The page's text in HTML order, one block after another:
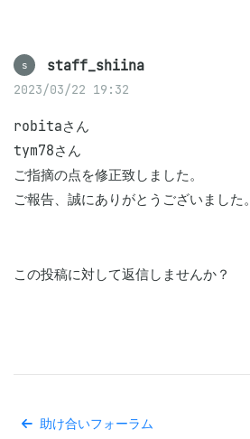
s staff_shiina
2023/03/22 19:32
robitaさん
tym78さん
ご指摘の点を修正致しました。
ご報告、誠にありがとうございました。
この投稿に対して返信しませんか？
助け合いフォーラム